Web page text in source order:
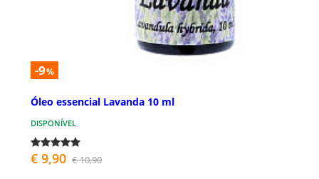
-9%
Óleo essencial Lavanda 10 ml
DISPONÍVEL
€ 9,90 € 10,90